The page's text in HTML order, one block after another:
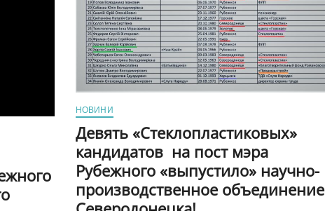
НОВИНИ
Девять «Стеклопластиковых»
кандидатов на пост мэра
Рубежного «выпустило» научно-
производственное объединение